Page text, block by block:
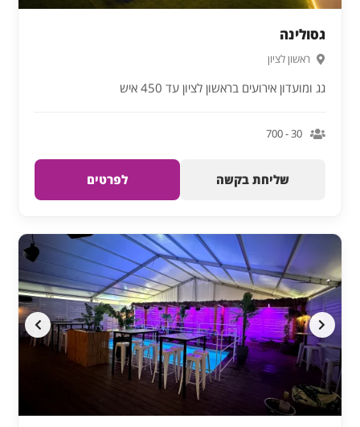
גסולינה
ראשון לציון
גג ומועדון אירועים בראשון לציון עד 450 איש
30 - 700
שליחת בקשה לפרטים